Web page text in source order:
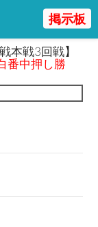
掲示板
本戦3回戦】
番中押し勝